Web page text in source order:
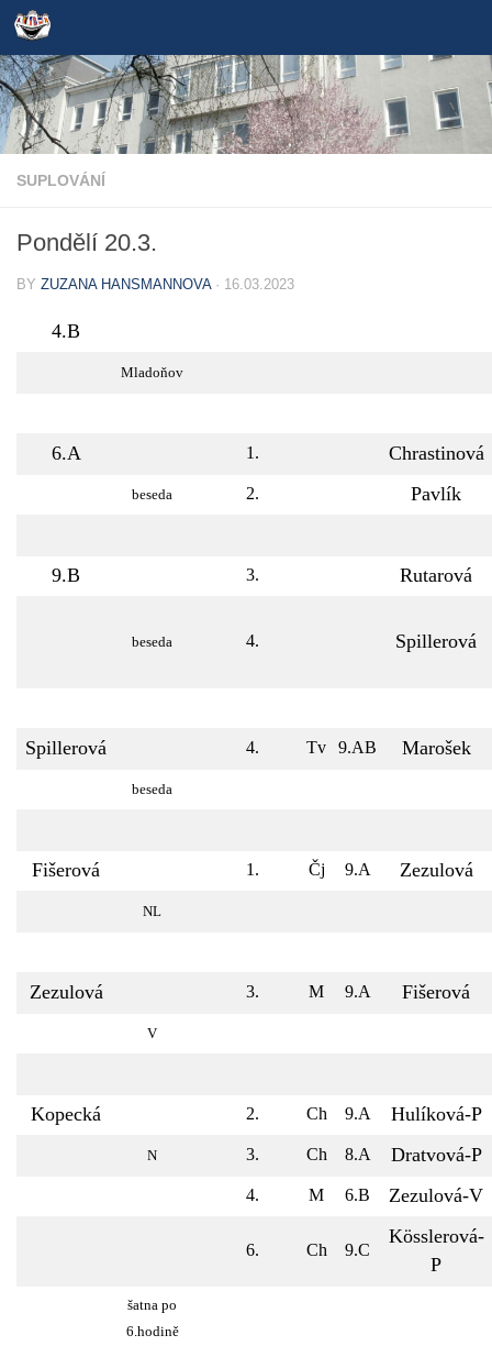
Skip to content
SUPLOVÁNÍ
Pondělí 20.3.
BY ZUZANA HANSMANNOVA · 16.03.2023
4.B
Mladoňov
6.A 1. Chrastinová
beseda 2. Pavlík
9.B 3. Rutarová
beseda 4. Spillerová
Spillerová 4. Tv 9.AB Marošek
beseda
Fišerová 1. Čj 9.A Zezulová
NL
Zezulová 3. M 9.A Fišerová
V
Kopecká 2. Ch 9.A Hulíková-P
N 3. Ch 8.A Dratvová-P
4. M 6.B Zezulová-V
6. Ch 9.C
Kösslerová-
P
šatna po
6.hodině